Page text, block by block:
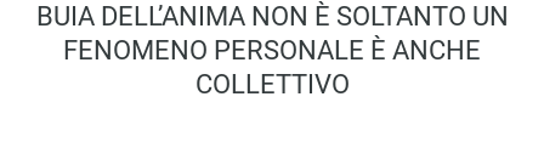
BUIA DELL’ANIMA NON È SOLTANTO UN
FENOMENO PERSONALE È ANCHE
COLLETTIVO